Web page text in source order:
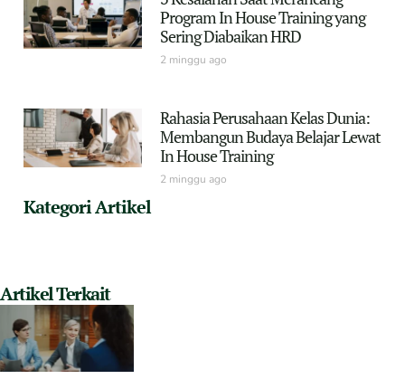
Program In House Training yang
Sering Diabaikan HRD
2 minggu ago
Rahasia Perusahaan Kelas Dunia:
Membangun Budaya Belajar Lewat
In House Training
2 minggu ago
Kategori Artikel
Artikel Terkait